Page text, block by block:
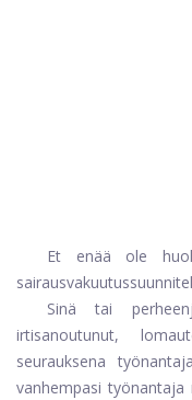
Et enää ole
Sinä tai
irtisanoutunut,
seurauksena
vanhempasi työnantaja